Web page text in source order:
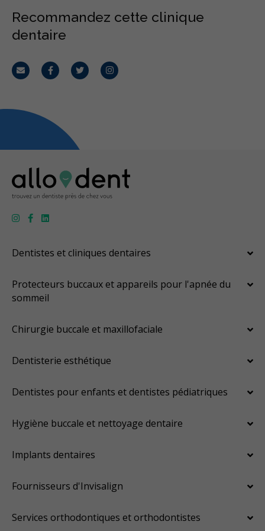
Recommandez cette clinique
dentaire
CourrielFacebookTwitterInstagram
Dentistes et cliniques dentaires
Protecteurs buccaux et appareils pour l'apnée du
sommeil
Chirurgie buccale et maxillofaciale
Dentisterie esthétique
Dentistes pour enfants et dentistes pédiatriques
Hygiène buccale et nettoyage dentaire
Implants dentaires
Fournisseurs d'Invisalign
Services orthodontiques et orthodontistes